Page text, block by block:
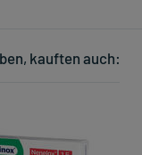
kauften auch: